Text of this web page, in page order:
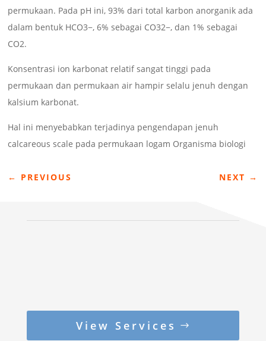
permukaan. Pada pH ini, 93% dari total karbon anorganik ada
dalam bentuk HCO3−, 6% sebagai CO32−, dan 1% sebagai
CO2.
Konsentrasi ion karbonat relatif sangat tinggi pada
permukaan dan permukaan air hampir selalu jenuh dengan
kalsium karbonat.
Hal ini menyebabkan terjadinya pengendapan jenuh
calcareous scale pada permukaan logam Organisma biologi
← PREVIOUS NEXT →
View Services